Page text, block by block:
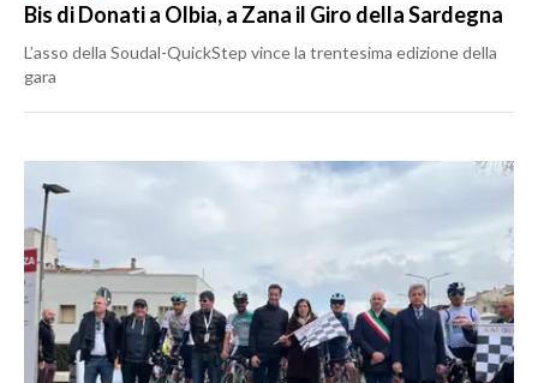
Bis di Donati a Olbia, a Zana il Giro della Sardegna
L’asso della Soudal-QuickStep vince la trentesima edizione della
gara